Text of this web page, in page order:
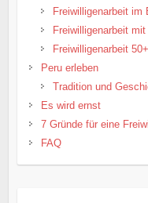
Freiwilligenarbeit im
Freiwilligenarbeit mit
Freiwilligenarbeit 50+
Peru erleben
Tradition und
Es wird ernst
7 Gründe für eine
FAQ